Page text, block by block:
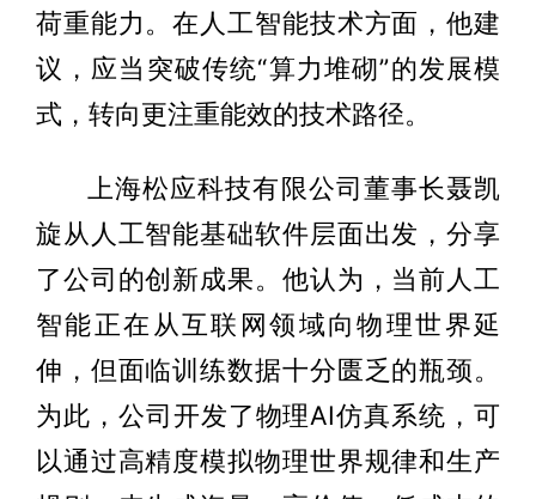
荷重能力。在人工智能技术方面，他建
议，应当突破传统“算力堆砌”的发展模
式，转向更注重能效的技术路径。
上海松应科技有限公司董事长聂凯
旋从人工智能基础软件层面出发，分享
了公司的创新成果。他认为，当前人工
智能正在从互联网领域向物理世界延
伸，但面临训练数据十分匮乏的瓶颈。
为此，公司开发了物理AI仿真系统，可
以通过高精度模拟物理世界规律和生产